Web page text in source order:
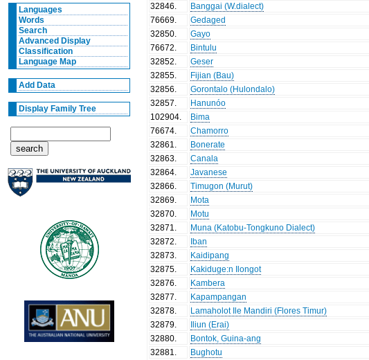
Languages
Words
Search
Advanced Display
Classification
Language Map
Add Data
Display Family Tree
32846
Banggai (W.dialect)
76669
Gedaged
32850
Gayo
76672
Bintulu
32852
Geser
32855
Fijian (Bau)
32856
Gorontalo (Hulondalo)
32857
Hanunóo
102904
Bima
76674
Chamorro
32861
Bonerate
32863
Canala
32864
Javanese
32866
Timugon (Murut)
32869
Mota
32870
Motu
32871
Muna (Katobu-Tongkuno Dialect)
32872
Iban
32873
Kaidipang
32875
Kakiduge:n Ilongot
32876
Kambera
32877
Kapampangan
32878
Lamaholot Ile Mandiri (Flores Timur)
32879
Iliun (Erai)
32880
Bontok, Guina-ang
32881
Bughotu